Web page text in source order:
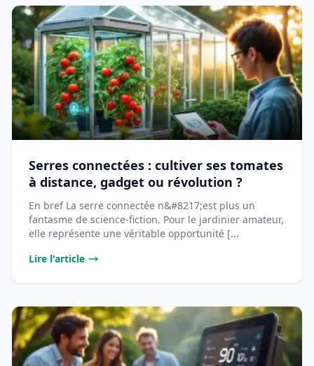
Serres connectées : cultiver ses tomates
à distance, gadget ou révolution ?
En bref La serre connectée n&#8217;est plus un
fantasme de science-fiction. Pour le jardinier amateur,
elle représente une véritable opportunité [...
Lire l'article